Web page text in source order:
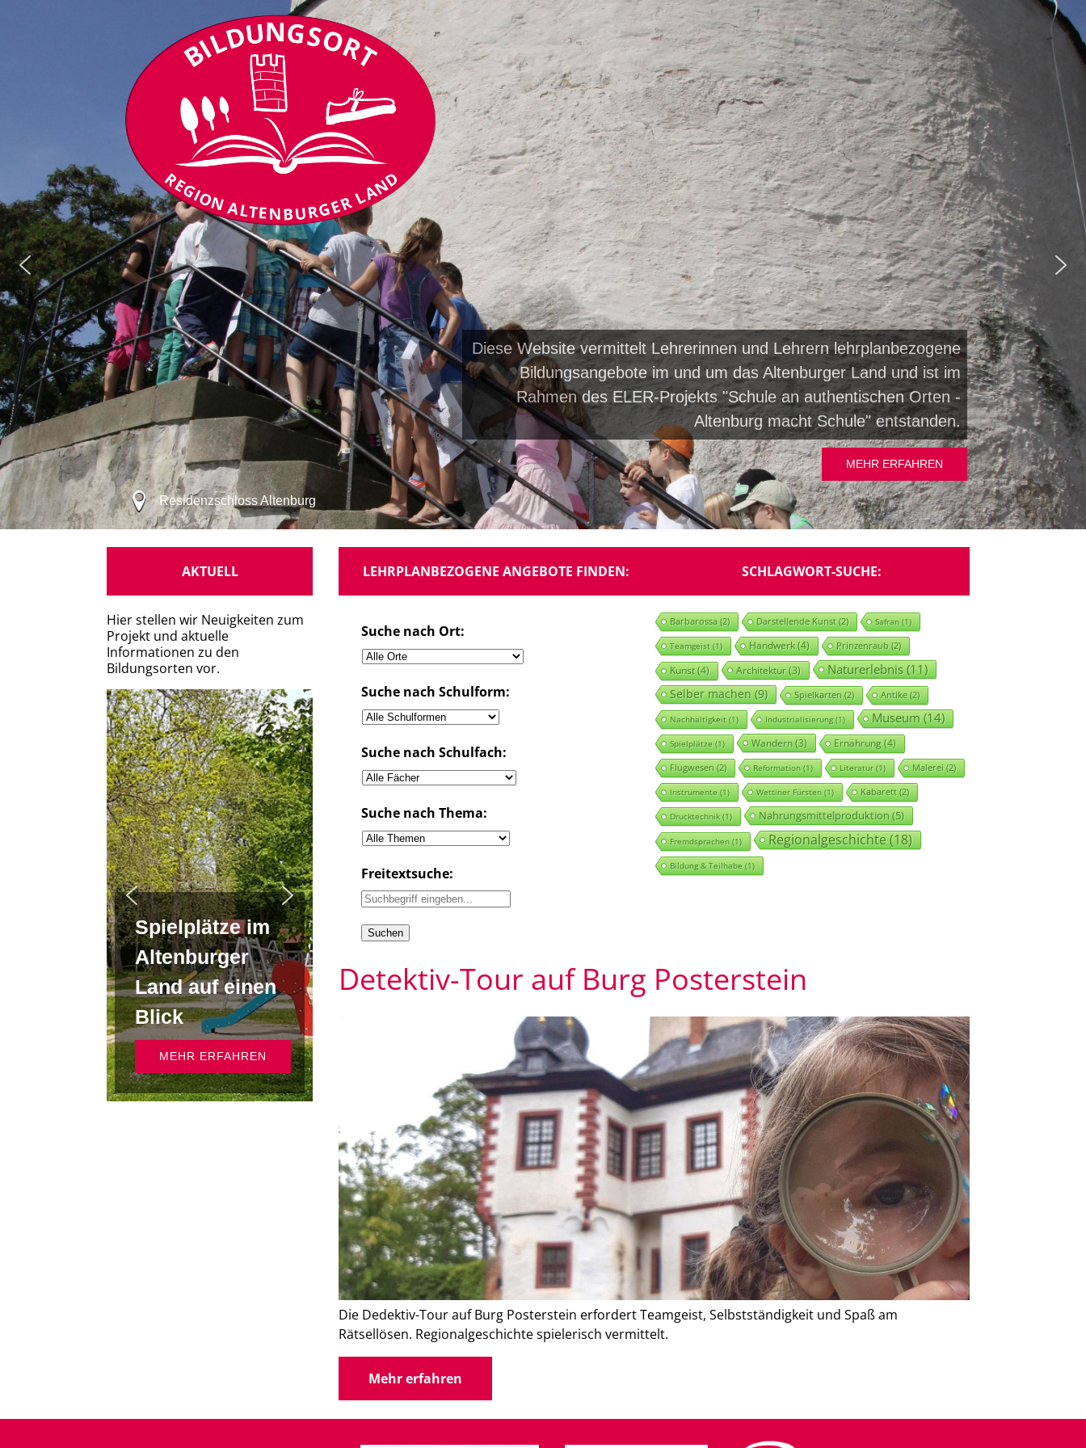
Diese Website vermittelt Lehrerinnen und Lehrern lehrplanbezogene
Bildungsangebote im und um das Altenburger Land und ist im
Rahmen des ELER-Projekts "Schule an authentischen Orten -
Altenburg macht Schule" entstanden.
MEHR ERFAHREN
Residenzschloss Altenburg
LEHRPLANBEZOGENE ANGEBOTE FINDEN:
Suche nach Ort:
Suche nach Schulform:
Suche nach Schulfach:
Suche nach Thema:
Freitextsuche:
SCHLAGWORT-SUCHE:
Barbarossa(2) Darstellende Kunst(2) Safran(1)
Teamgeist(1) Handwerk(4) Prinzenraub(2)
Kunst(4) Architektur(3) Naturerlebnis(11)
Selber machen(9) Spielkarten(2) Antike(2)
Nachhaltigkeit(1) Industrialisierung(1) Museum(14)
Spielplätze(1) Wandern(3) Ernährung(4)
Flugwesen(2) Reformation(1) Literatur(1) Malerei(2)
Instrumente(1) Wettiner Fürsten(1) Kabarett(2)
Drucktechnik(1) Nahrungsmittelproduktion(5)
Fremdsprachen(1) Regionalgeschichte(18)
Bildung & Teilhabe(1)
Detektiv-Tour auf Burg Posterstein
Die Dedektiv-Tour auf Burg Posterstein erfordert Teamgeist, Selbstständigkeit und Spaß am
Rätsellösen. Regionalgeschichte spielerisch vermittelt.
Mehr erfahren
AKTUELL
Hier stellen wir Neuigkeiten zum
Projekt und aktuelle
Informationen zu den
Bildungsorten vor.
Spielplätze im
Altenburger
Land auf einen
Blick
MEHR ERFAHREN